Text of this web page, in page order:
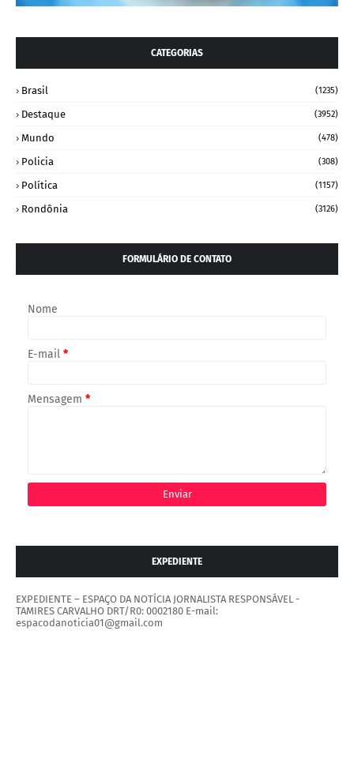
CATEGORIAS
Brasil (1235)
Destaque (3952)
Mundo (478)
Policia (308)
Política (1157)
Rondônia (3126)
FORMULÁRIO DE CONTATO
Nome
E-mail *
Mensagem *
EXPEDIENTE
EXPEDIENTE – ESPAÇO DA NOTÍCIA JORNALISTA RESPONSÁVEL -
TAMIRES CARVALHO DRT/R0: 0002180 E-mail:
espacodanoticia01@gmail.com